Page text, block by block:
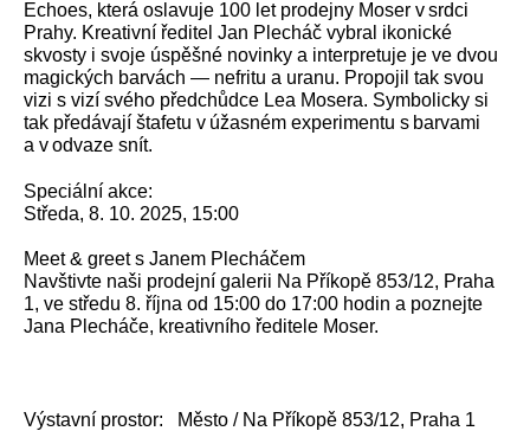
Echoes, která oslavuje 100 let prodejny Moser v srdci
Prahy. Kreativní ředitel Jan Plecháč vybral ikonické
skvosty i svoje úspěšné novinky a interpretuje je ve dvou
magických barvách — nefritu a uranu. Propojil tak svou
vizi s vizí svého předchůdce Lea Mosera. Symbolicky si
tak předávají štafetu v úžasném experimentu s barvami
a v odvaze snít.
Speciální akce:
Středa, 8. 10. 2025, 15:00
Meet & greet s Janem Plecháčem
Navštivte naši prodejní galerii Na Příkopě 853/12, Praha
1, ve středu 8. října od 15:00 do 17:00 hodin a poznejte
Jana Plecháče, kreativního ředitele Moser.
Výstavní prostor: Město / Na Příkopě 853/12, Praha 1